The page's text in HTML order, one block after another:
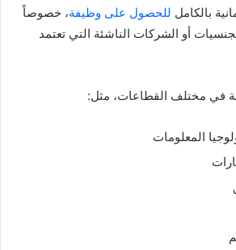
بالكامل للحصول على وظيفة، خصوصاً
أو الشركات الناشئة التي تعتمد
في مختلف القطاعات، مثل:
المعلومات